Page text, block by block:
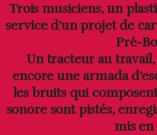
Trois musiciens, un
service d’un projet de
Pré-
Un tracteur au travail,
encore une armada
les bruits qui
sonore sont pistés,
mis en